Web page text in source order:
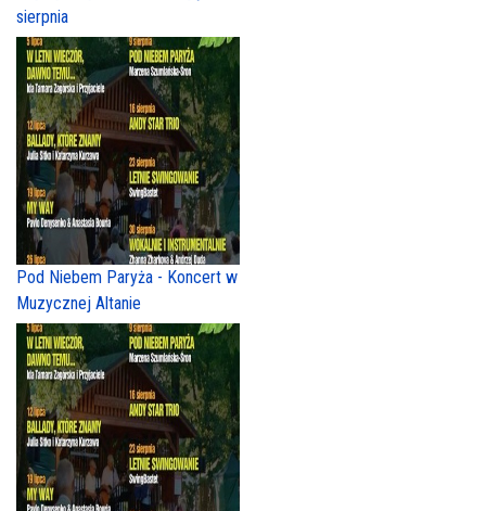
sierpnia
Pod Niebem Paryża - Koncert w
Muzycznej Altanie